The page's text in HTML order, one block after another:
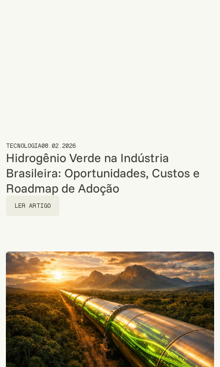
TECNOLOGIA08.02.2026
Hidrogênio Verde na Indústria
Brasileira: Oportunidades, Custos e
Roadmap de Adoção
LER ARTIGO